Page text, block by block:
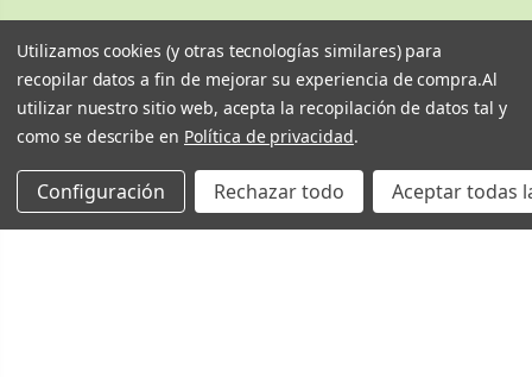
Utilizamos cookies (y otras tecnologías similares) para
recopilar datos a fin de mejorar su experiencia de compra.Al
utilizar nuestro sitio web, acepta la recopilación de datos tal y
como se describe en Política de privacidad.
Configuración Rechazar todo Aceptar todas